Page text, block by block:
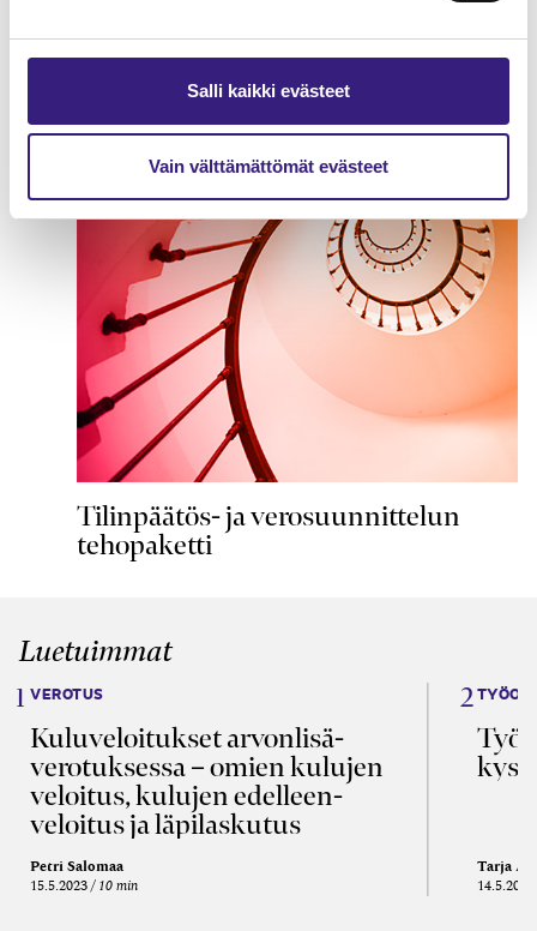
Salli kaikki evästeet
Vain välttämättömät evästeet
Tilinpäätös- ja verosuunnittelun
tehopaketti
Luetuimmat
VEROTUS
Kulu­veloitukset arvon­lisä­
verotuksessa – omien kulujen
veloitus, kulujen edelleen­
veloitus ja läpi­laskutus
Petri Salomaa
15.5.2023 10 min
Tarja
14.5.2021